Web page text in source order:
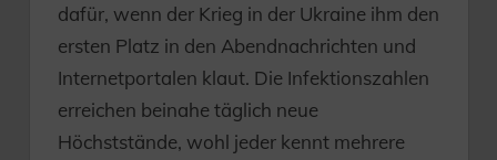
dafür, wenn der Krieg in der Ukraine ihm den
ersten Platz in den Abendnachrichten und
Internetportalen klaut. Die Infektionszahlen
erreichen beinahe täglich neue
Höchststände, wohl jeder kennt mehrere